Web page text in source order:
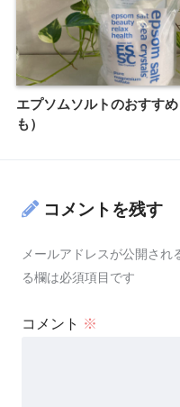
エプソムソルトのおすす
も）
コメントを残す
メールアドレスが公開され
る欄は必須項目です
コメント ※